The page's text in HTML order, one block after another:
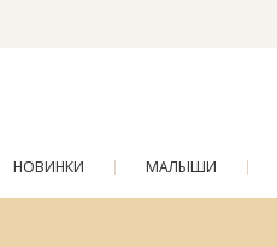
НОВИНКИ МАЛЫШИ